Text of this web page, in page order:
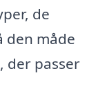
de
den måde
der passer